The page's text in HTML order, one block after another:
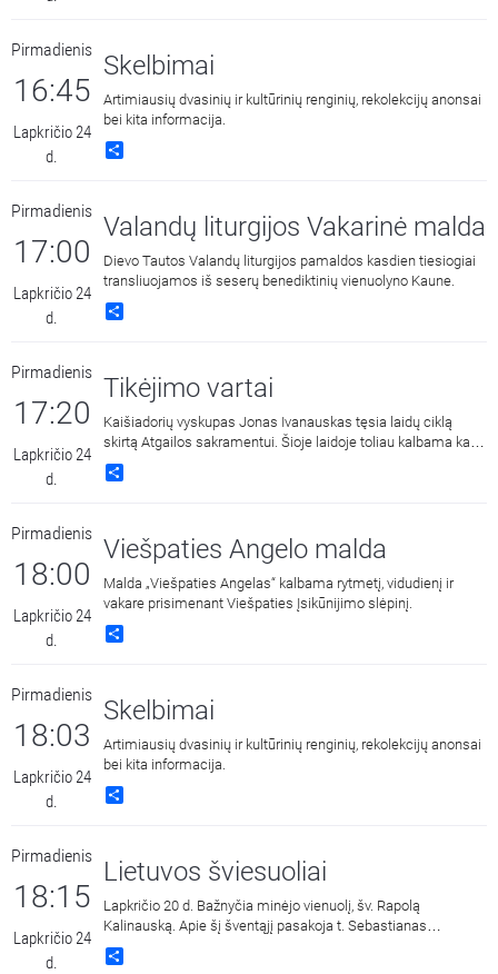
Pirmadienis
16:45
Lapkričio 24
d.
Skelbimai
Artimiausių dvasinių ir kultūrinių renginių, rekolekcijų anonsai
bei kita informacija.
Pirmadienis
17:00
Lapkričio 24
d.
Valandų liturgijos Vakarinė malda
Dievo Tautos Valandų liturgijos pamaldos kasdien tiesiogiai
transliuojamos iš seserų benediktinių vienuolyno Kaune.
Pirmadienis
17:20
Lapkričio 24
d.
Tikėjimo vartai
Kaišiadorių vyskupas Jonas Ivanauskas tęsia laidų ciklą
skirtą Atgailos sakramentui. Šioje laidoje toliau kalbama kaip
Bažnyčia supranta nuodėmę? (8 laida)
Pirmadienis
18:00
Lapkričio 24
d.
Viešpaties Angelo malda
Malda „Viešpaties Angelas“ kalbama rytmetį, vidudienį ir
vakare prisimenant Viešpaties Įsikūnijimo slėpinį.
Pirmadienis
18:03
Lapkričio 24
d.
Skelbimai
Artimiausių dvasinių ir kultūrinių renginių, rekolekcijų anonsai
bei kita informacija.
Pirmadienis
18:15
Lapkričio 24
d.
Lietuvos šviesuoliai
Lapkričio 20 d. Bažnyčia minėjo vienuolį, šv. Rapolą
Kalinauską. Apie šį šventąjį pasakoja t. Sebastianas
OCD. Įrašas iš Kauno Šv. Kryžiaus (karmelitų) bažnyčios.